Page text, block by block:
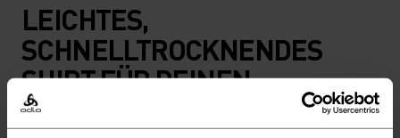
LEICHTES,
SCHNELLTROCKNENDES
SHIRT FÜR DEINEN
LAUFALLTAG.